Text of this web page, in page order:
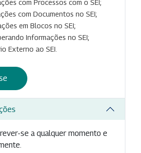
com Processos com o SEI;
com Documentos no SEI;
em Blocos no SEI;
Informações no SEI;
Externo ao SEI.
se a qualquer momento e